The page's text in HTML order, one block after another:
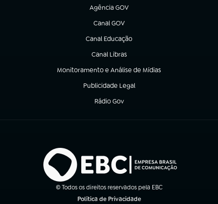
Agência GOV
(abre em nova aba)
Canal GOV
(abre em nova aba)
Canal Educação
(abre em nova aba)
Canal Libras
(abre em nova aba)
Monitoramento e Análise de Mídias
(abre em nova aba)
Publicidade Legal
(abre em nova aba)
Rádio Gov
(abre em nova aba)
© Todos os direitos reservados pela EBC
Política de Privacidade